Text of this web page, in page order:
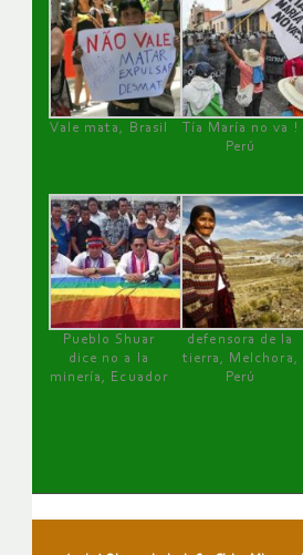
Vale mata, Brasil
Tía María no va !
Perú
Pueblo Shuar
dice no a la
minería, Ecuador
defensora de la
tierra, Melchora,
Perú